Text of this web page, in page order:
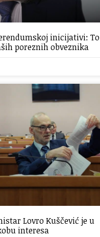
inicijativi: To
poreznih obveznika
Lovro Kuščević je u
interesa